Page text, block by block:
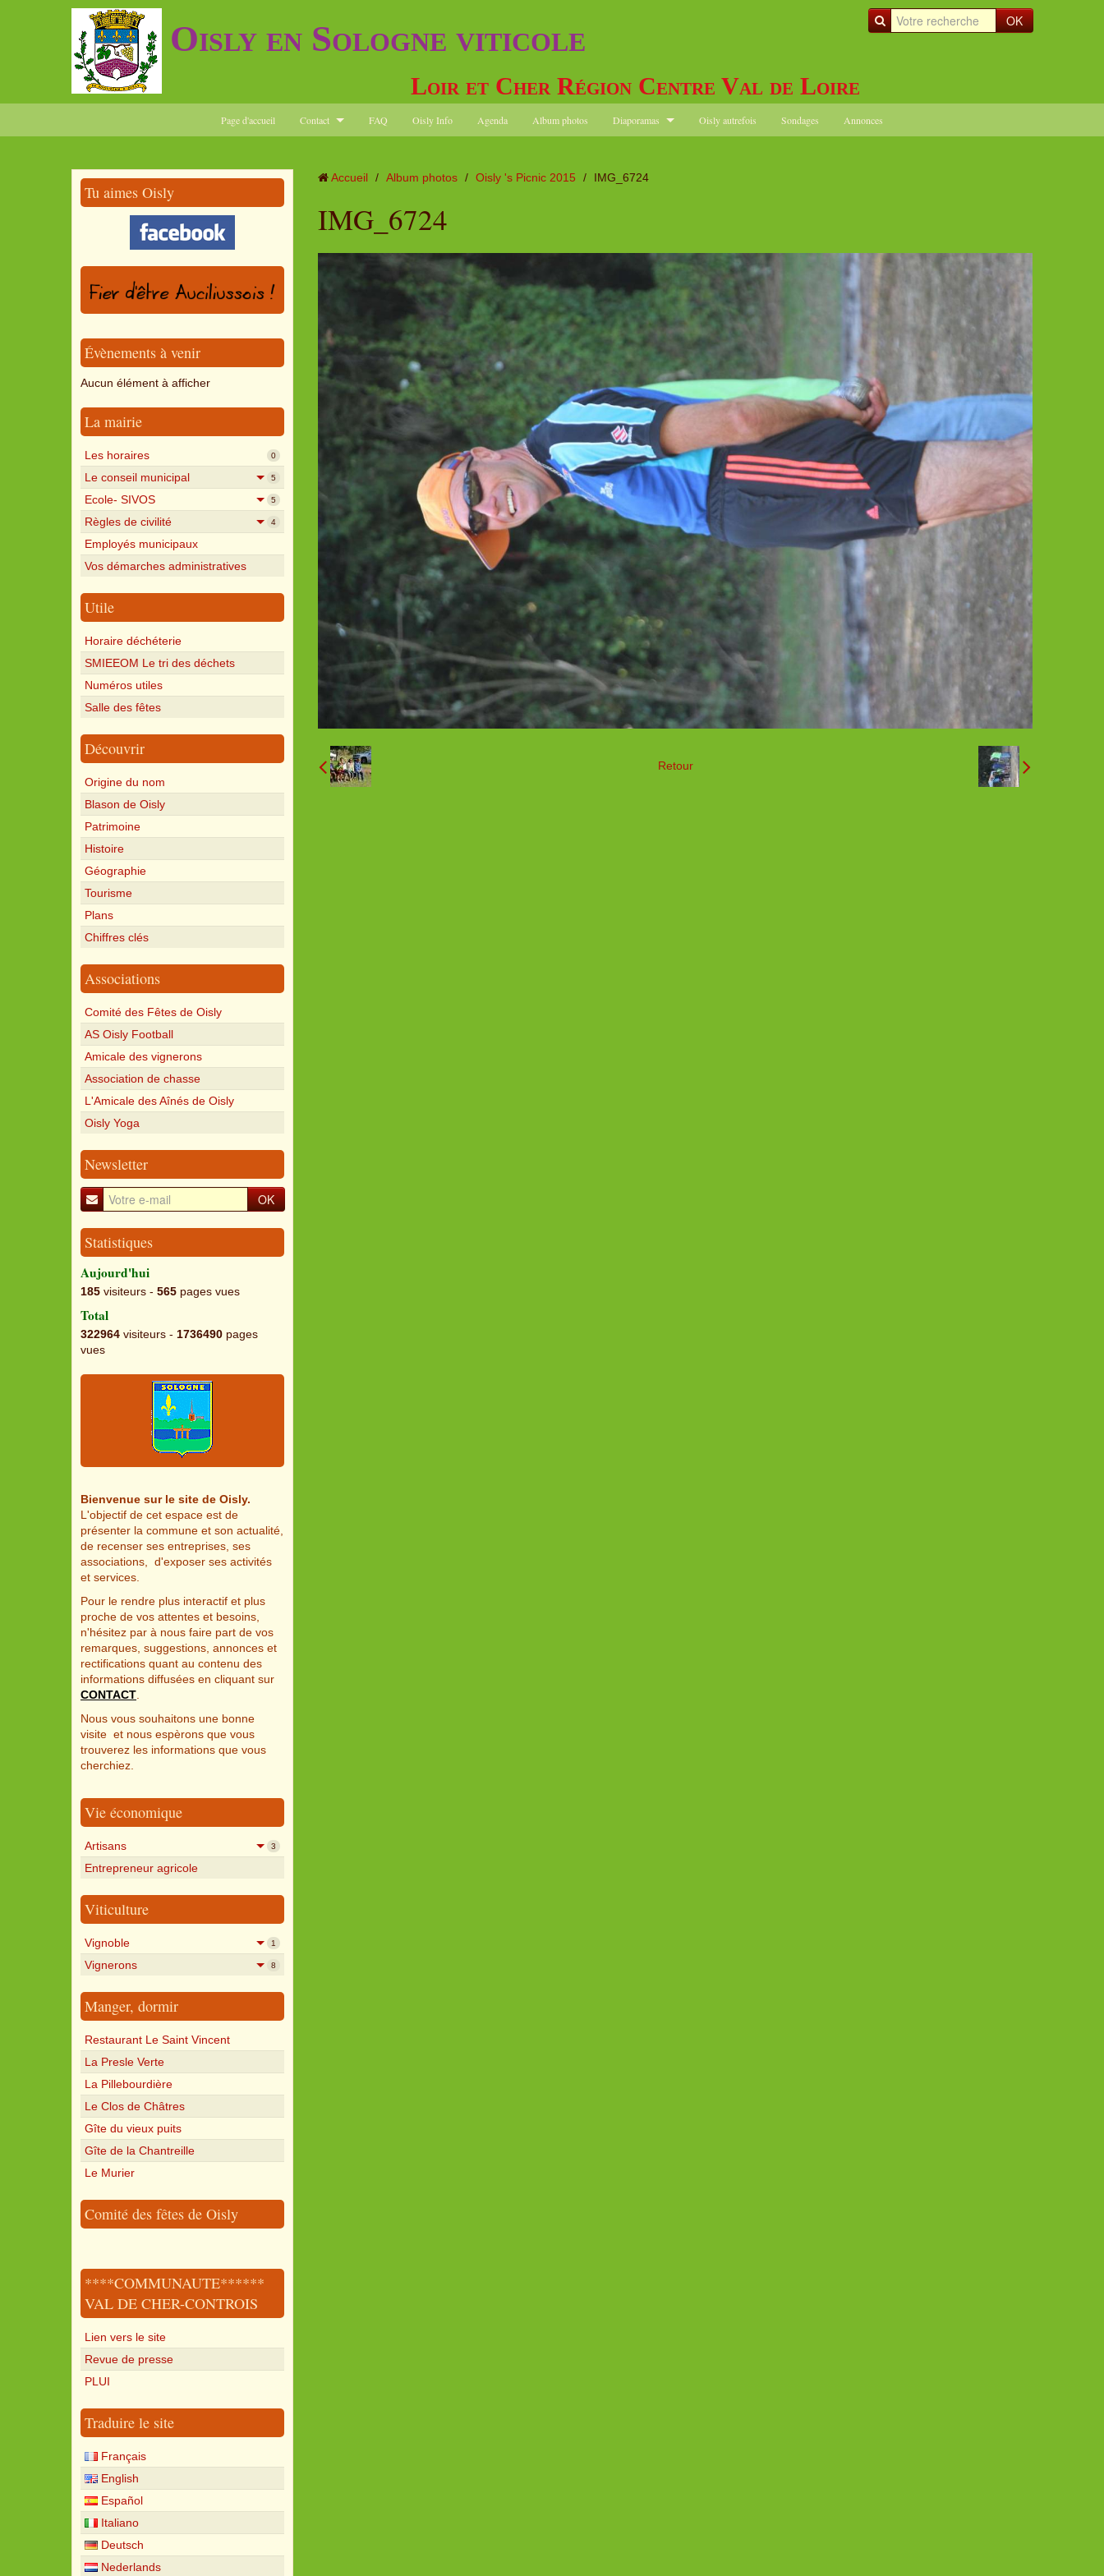
OK
Oisly en Sologne viticole
Loir et Cher Région Centre Val de Loire
Page d'accueil Contact FAQ Oisly Info Agenda Album photos Diaporamas Oisly autrefois Sondages Annonces
Tu aimes Oisly
Évènements à venir
Aucun élément à afficher
La mairie
Les horaires 0
Le conseil municipal 5
Ecole- SIVOS 5
Règles de civilité 4
Employés municipaux
Vos démarches administratives
Utile
Horaire déchéterie
SMIEEOM Le tri des déchets
Numéros utiles
Salle des fêtes
Découvrir
Origine du nom
Blason de Oisly
Patrimoine
Histoire
Géographie
Tourisme
Plans
Chiffres clés
Associations
Comité des Fêtes de Oisly
AS Oisly Football
Amicale des vignerons
Association de chasse
L'Amicale des Aînés de Oisly
Oisly Yoga
Newsletter
OK
Statistiques
Aujourd'hui
185 visiteurs - 565 pages vues
Total
322964 visiteurs - 1736490 pages
vues
Bienvenue sur le site de Oisly.
L'objectif de cet espace est de
présenter la commune et son actualité,
de recenser ses entreprises, ses
associations, d'exposer ses activités
et services.
Pour le rendre plus interactif et plus
proche de vos attentes et besoins,
n'hésitez par à nous faire part de vos
remarques, suggestions, annonces et
rectifications quant au contenu des
informations diffusées en cliquant sur
CONTACT
Nous vous souhaitons une bonne
visite et nous espèrons que vous
trouverez les informations que vous
cherchiez.
Vie économique
Artisans 3
Entrepreneur agricole
Viticulture
Vignoble 1
Vignerons 8
Manger, dormir
Restaurant Le Saint Vincent
La Presle Verte
La Pillebourdière
Le Clos de Châtres
Gîte du vieux puits
Gîte de la Chantreille
Le Murier
Comité des fêtes de Oisly
****COMMUNAUTE******
VAL DE CHER-CONTROIS
Lien vers le site
Revue de presse
PLUI
Traduire le site
Français
English
Español
Italiano
Deutsch
Nederlands
Accueil / Album photos / Oisly 's Picnic 2015 / IMG_6724
IMG_6724
Retour